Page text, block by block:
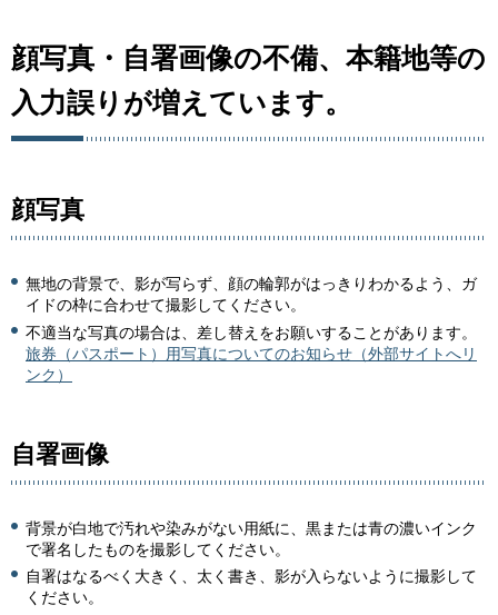
顔写真・自署画像の不備、本籍地等の
入力誤りが増えています。
顔写真
無地の背景で、影が写らず、顔の輪郭がはっきりわかるよう、ガ
イドの枠に合わせて撮影してください。
不適当な写真の場合は、差し替えをお願いすることがあります。
旅券（パスポート）用写真についてのお知らせ（外部サイトへリ
ンク）
自署画像
背景が白地で汚れや染みがない用紙に、黒または青の濃いインク
で署名したものを撮影してください。
自署はなるべく大きく、太く書き、影が入らないように撮影して
ください。